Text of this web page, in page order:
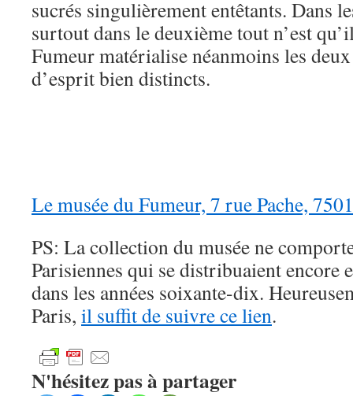
sucrés singulièrement entêtants. Dans
surtout dans le deuxième tout n’est
Fumeur matérialise néanmoins les
d’esprit bien distincts.
Le musée du Fumeur, 7 rue Pache,
PS: La collection du musée ne
Parisiennes qui se distribuaient encore
dans les années soixante-dix.
Paris, il suffit de suivre ce lien.
N'hésitez pas à partager